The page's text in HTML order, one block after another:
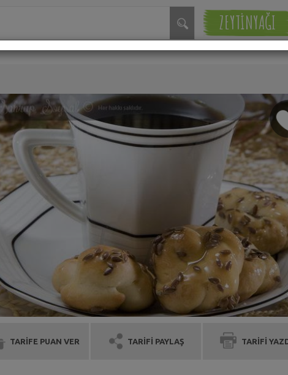
ZEYTİNYAĞI
TARİFE PUAN VER TARİFİ PAYLAŞ TARİFİ